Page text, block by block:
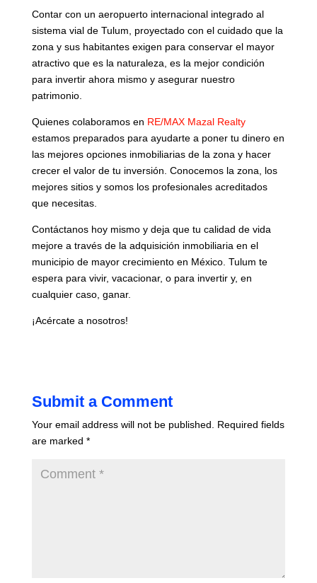
Contar con un aeropuerto internacional integrado al
sistema vial de Tulum, proyectado con el cuidado que la
zona y sus habitantes exigen para conservar el mayor
atractivo que es la naturaleza, es la mejor condición
para invertir ahora mismo y asegurar nuestro
patrimonio.
Quienes colaboramos en RE/MAX Mazal Realty
estamos preparados para ayudarte a poner tu dinero en
las mejores opciones inmobiliarias de la zona y hacer
crecer el valor de tu inversión. Conocemos la zona, los
mejores sitios y somos los profesionales acreditados
que necesitas.
Contáctanos hoy mismo y deja que tu calidad de vida
mejore a través de la adquisición inmobiliaria en el
municipio de mayor crecimiento en México. Tulum te
espera para vivir, vacacionar, o para invertir y, en
cualquier caso, ganar.
¡Acércate a nosotros!
Submit a Comment
Your email address will not be published.
Required fields
are marked *